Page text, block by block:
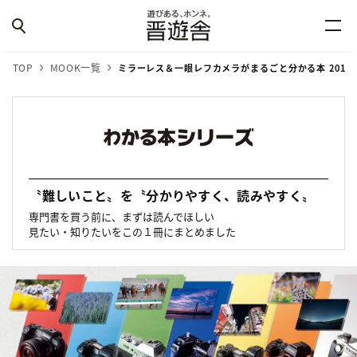
TOP MOOK一覧 ミラーレス＆一眼レフカメラがまるごと分かる本 2019
〝難しいこと〟を〝分かりやすく、読みやすく〟
専門書を買う前に、まずは読んでほしい
見たい・知りたいをこの１冊にまとめました